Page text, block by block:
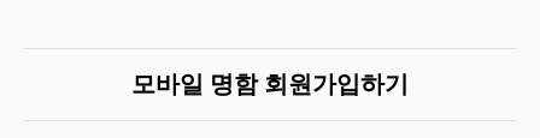
모바일 명함 회원가입하기